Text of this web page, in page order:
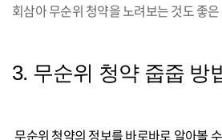
회삼아 무순위 청약을 노려보는 것도 좋
3. 무순위 청약 줍줍 방
무순위 청약의 정보를 바로바로 알아볼